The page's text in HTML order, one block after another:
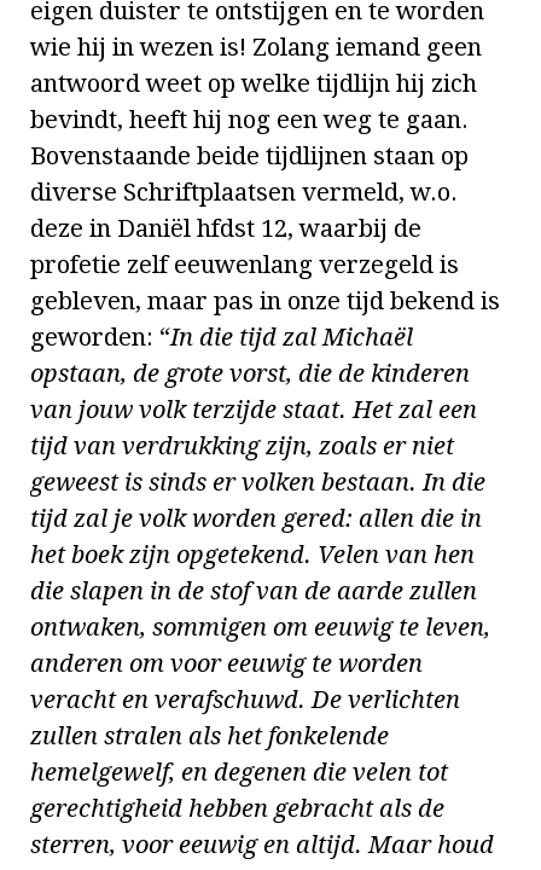
eigen duister te ontstijgen en te worden
wie hij in wezen is! Zolang iemand geen
antwoord weet op welke tijdlijn hij zich
bevindt, heeft hij nog een weg te gaan.
Bovenstaande beide tijdlijnen staan op
diverse Schriftplaatsen vermeld, w.o.
deze in Daniël hfdst 12, waarbij de
profetie zelf eeuwenlang verzegeld is
gebleven, maar pas in onze tijd bekend is
geworden: “In die tijd zal Michaël
opstaan, de grote vorst, die de kinderen
van jouw volk terzijde staat. Het zal een
tijd van verdrukking zijn, zoals er niet
geweest is sinds er volken bestaan. In die
tijd zal je volk worden gered: allen die in
het boek zijn opgetekend. Velen van hen
die slapen in de stof van de aarde zullen
ontwaken, sommigen om eeuwig te leven,
anderen om voor eeuwig te worden
veracht en verafschuwd. De verlichten
zullen stralen als het fonkelende
hemelgewelf, en degenen die velen tot
gerechtigheid hebben gebracht als de
sterren, voor eeuwig en altijd. Maar houd